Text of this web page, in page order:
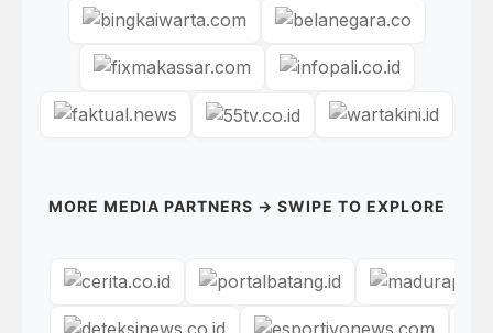
MORE MEDIA PARTNERS → SWIPE TO EXPLORE